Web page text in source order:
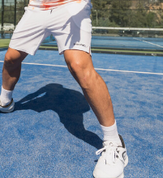
FINAL SALE
- 26%